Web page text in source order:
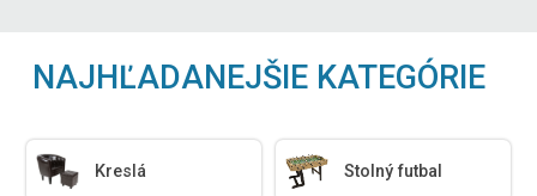
NAJHĽADANEJŠIE KATEGÓRIE
Kreslá Stolný futbal